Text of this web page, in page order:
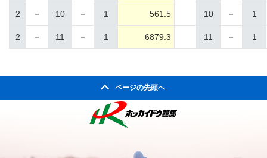
2 － 10 － 1 561.5 10 － 1
2 － 11 － 1 6879.3 11 － 1
ページの先頭へ